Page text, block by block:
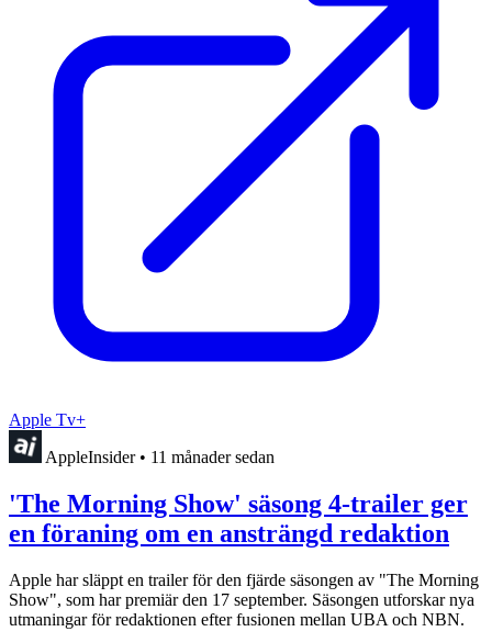
Apple Tv+
AppleInsider • 11 månader sedan
'The Morning Show' säsong 4-trailer ger
en föraning om en ansträngd redaktion
Apple har släppt en trailer för den fjärde säsongen av "The Morning
Show", som har premiär den 17 september. Säsongen utforskar nya
utmaningar för redaktionen efter fusionen mellan UBA och NBN.